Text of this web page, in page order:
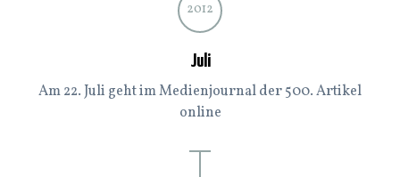
2012
Juli
Am 22. Juli geht im Medienjournal der 500. Artikel
online